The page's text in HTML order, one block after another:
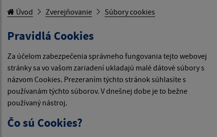
Úvod Zverejňovanie Súbory cookies
Pravidlá Cookies
Za účelom zabezpečenia správneho fungovania tejto webovej
stránky sa vo vašom zariadení ukladajú malé dátové súbory s
názvom Cookies. Prezeraním týchto stránok súhlasíte s
používanám týchto súborov. V dnešnej dobe je to bežne
používaný nástroj.
Čo sú Cookies?